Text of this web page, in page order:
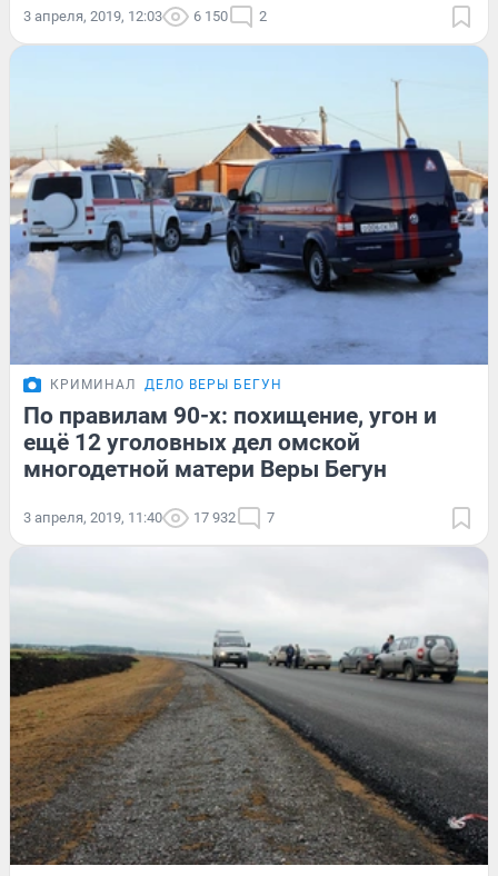
3 апреля, 2019, 12:03 6 150 2
КРИМИНАЛ ДЕЛО ВЕРЫ БЕГУН
По правилам 90-х: похищение, угон и
ещё 12 уголовных дел омской
многодетной матери Веры Бегун
3 апреля, 2019, 11:40 17 932 7